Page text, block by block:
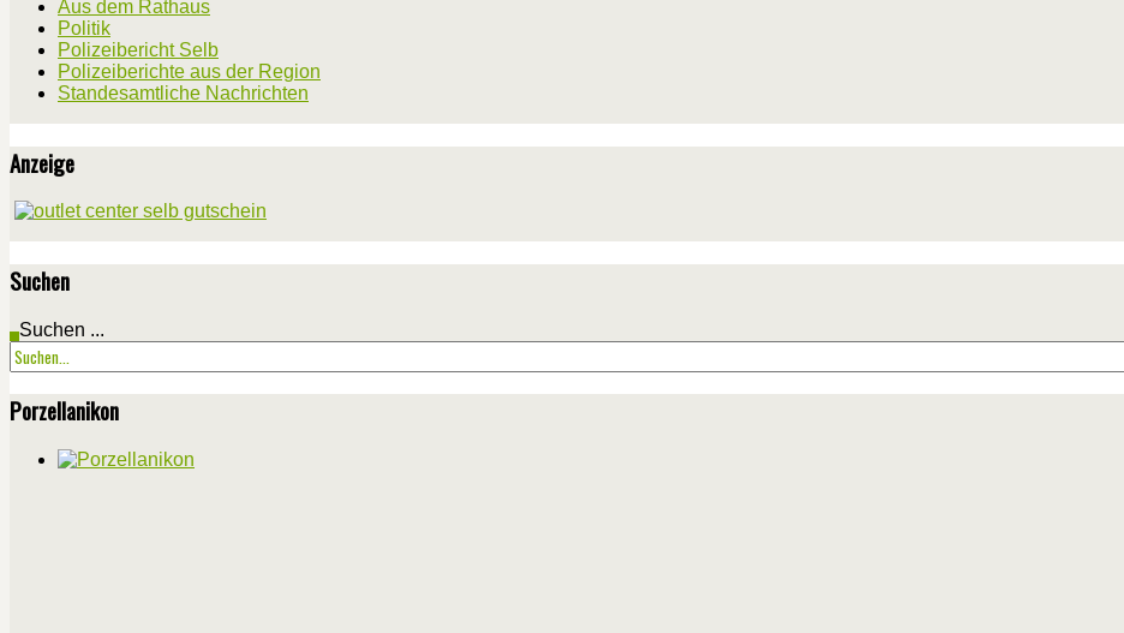
Aus dem Rathaus
Politik
Polizeibericht Selb
Polizeiberichte aus der Region
Standesamtliche Nachrichten
Anzeige
Suchen
Suchen ...
Porzellanikon